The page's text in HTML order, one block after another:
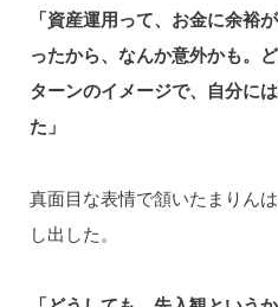
「資産運用って、お金に余裕
ったから、なんか意外かも。
ターンのイメージで、自分に
た」
真面目な表情で頷いたまりん
し出した。